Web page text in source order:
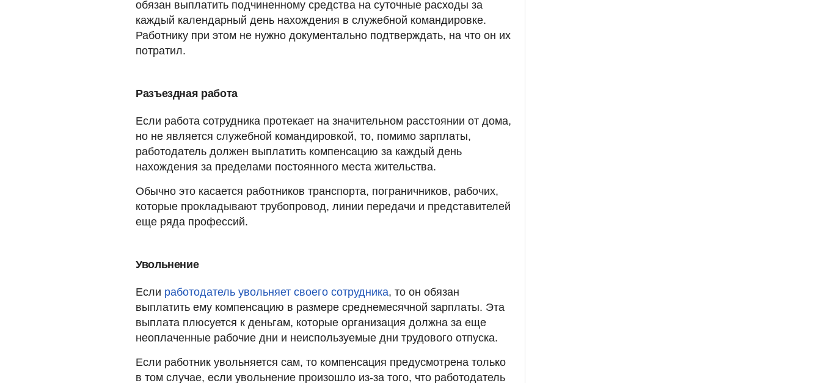
обязан выплатить подчиненному средства на суточные расходы за
каждый календарный день нахождения в служебной командировке.
Работнику при этом не нужно документально подтверждать, на что он их
потратил.
Разъездная работа
Если работа сотрудника протекает на значительном расстоянии от дома,
но не является служебной командировкой, то, помимо зарплаты,
работодатель должен выплатить компенсацию за каждый день
нахождения за пределами постоянного места жительства.
Обычно это касается работников транспорта, пограничников, рабочих,
которые прокладывают трубопровод, линии передачи и представителей
еще ряда профессий.
Увольнение
Если работодатель увольняет своего сотрудника, то он обязан
выплатить ему компенсацию в размере среднемесячной зарплаты. Эта
выплата плюсуется к деньгам, которые организация должна за еще
неоплаченные рабочие дни и неиспользуемые дни трудового отпуска.
Если работник увольняется сам, то компенсация предусмотрена только
в том случае, если увольнение произошло из-за того, что работодатель